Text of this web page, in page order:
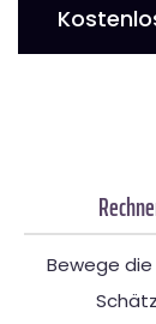
Bewege